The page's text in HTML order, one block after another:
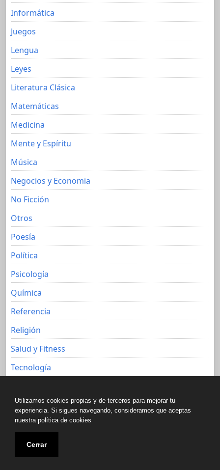
Informática
Juegos
Lengua
Leyes
Literatura Clásica
Matemáticas
Medicina
Mente y Espíritu
Música
Negocios y Economia
No Ficción
Otros
Poesía
Política
Psicología
Química
Referencia
Religión
Salud y Fitness
Tecnología
Biblioteca libre de Javier Aguacero 2020
Utilizamos cookies propias y de terceros para mejorar tu
experiencia. Si sigues navegando, consideramos que aceptas
nuestra política de cookies
Cerrar